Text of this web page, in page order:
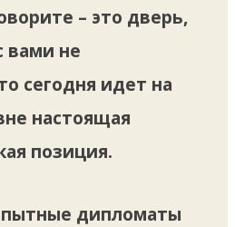
– это дверь,
вами не
сегодня идет на
настоящая
позиция.
дипломаты